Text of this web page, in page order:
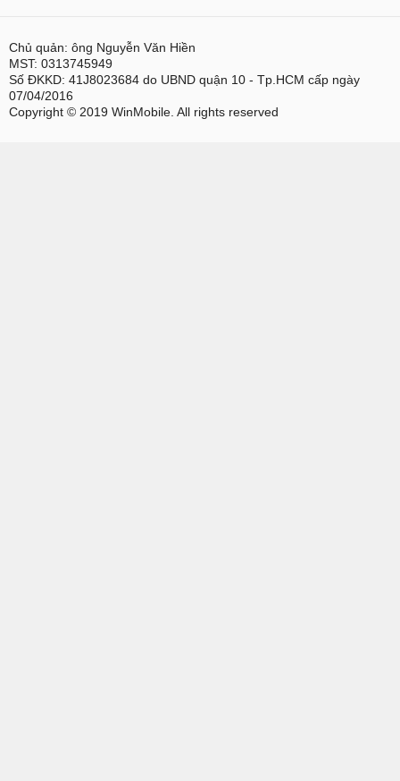
Chủ quản: ông Nguyễn Văn Hiền
MST: 0313745949
Số ĐKKD: 41J8023684 do UBND quận 10 - Tp.HCM cấp ngày
07/04/2016
Copyright © 2019 WinMobile. All rights reserved